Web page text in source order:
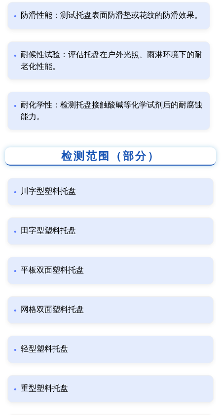
防滑性能：测试托盘表面防滑垫或花纹的防滑效果。
耐候性试验：评估托盘在户外光照、雨淋环境下的耐
老化性能。
耐化学性：检测托盘接触酸碱等化学试剂后的耐腐蚀
能力。
检测范围（部分）
川字型塑料托盘
田字型塑料托盘
平板双面塑料托盘
网格双面塑料托盘
轻型塑料托盘
重型塑料托盘